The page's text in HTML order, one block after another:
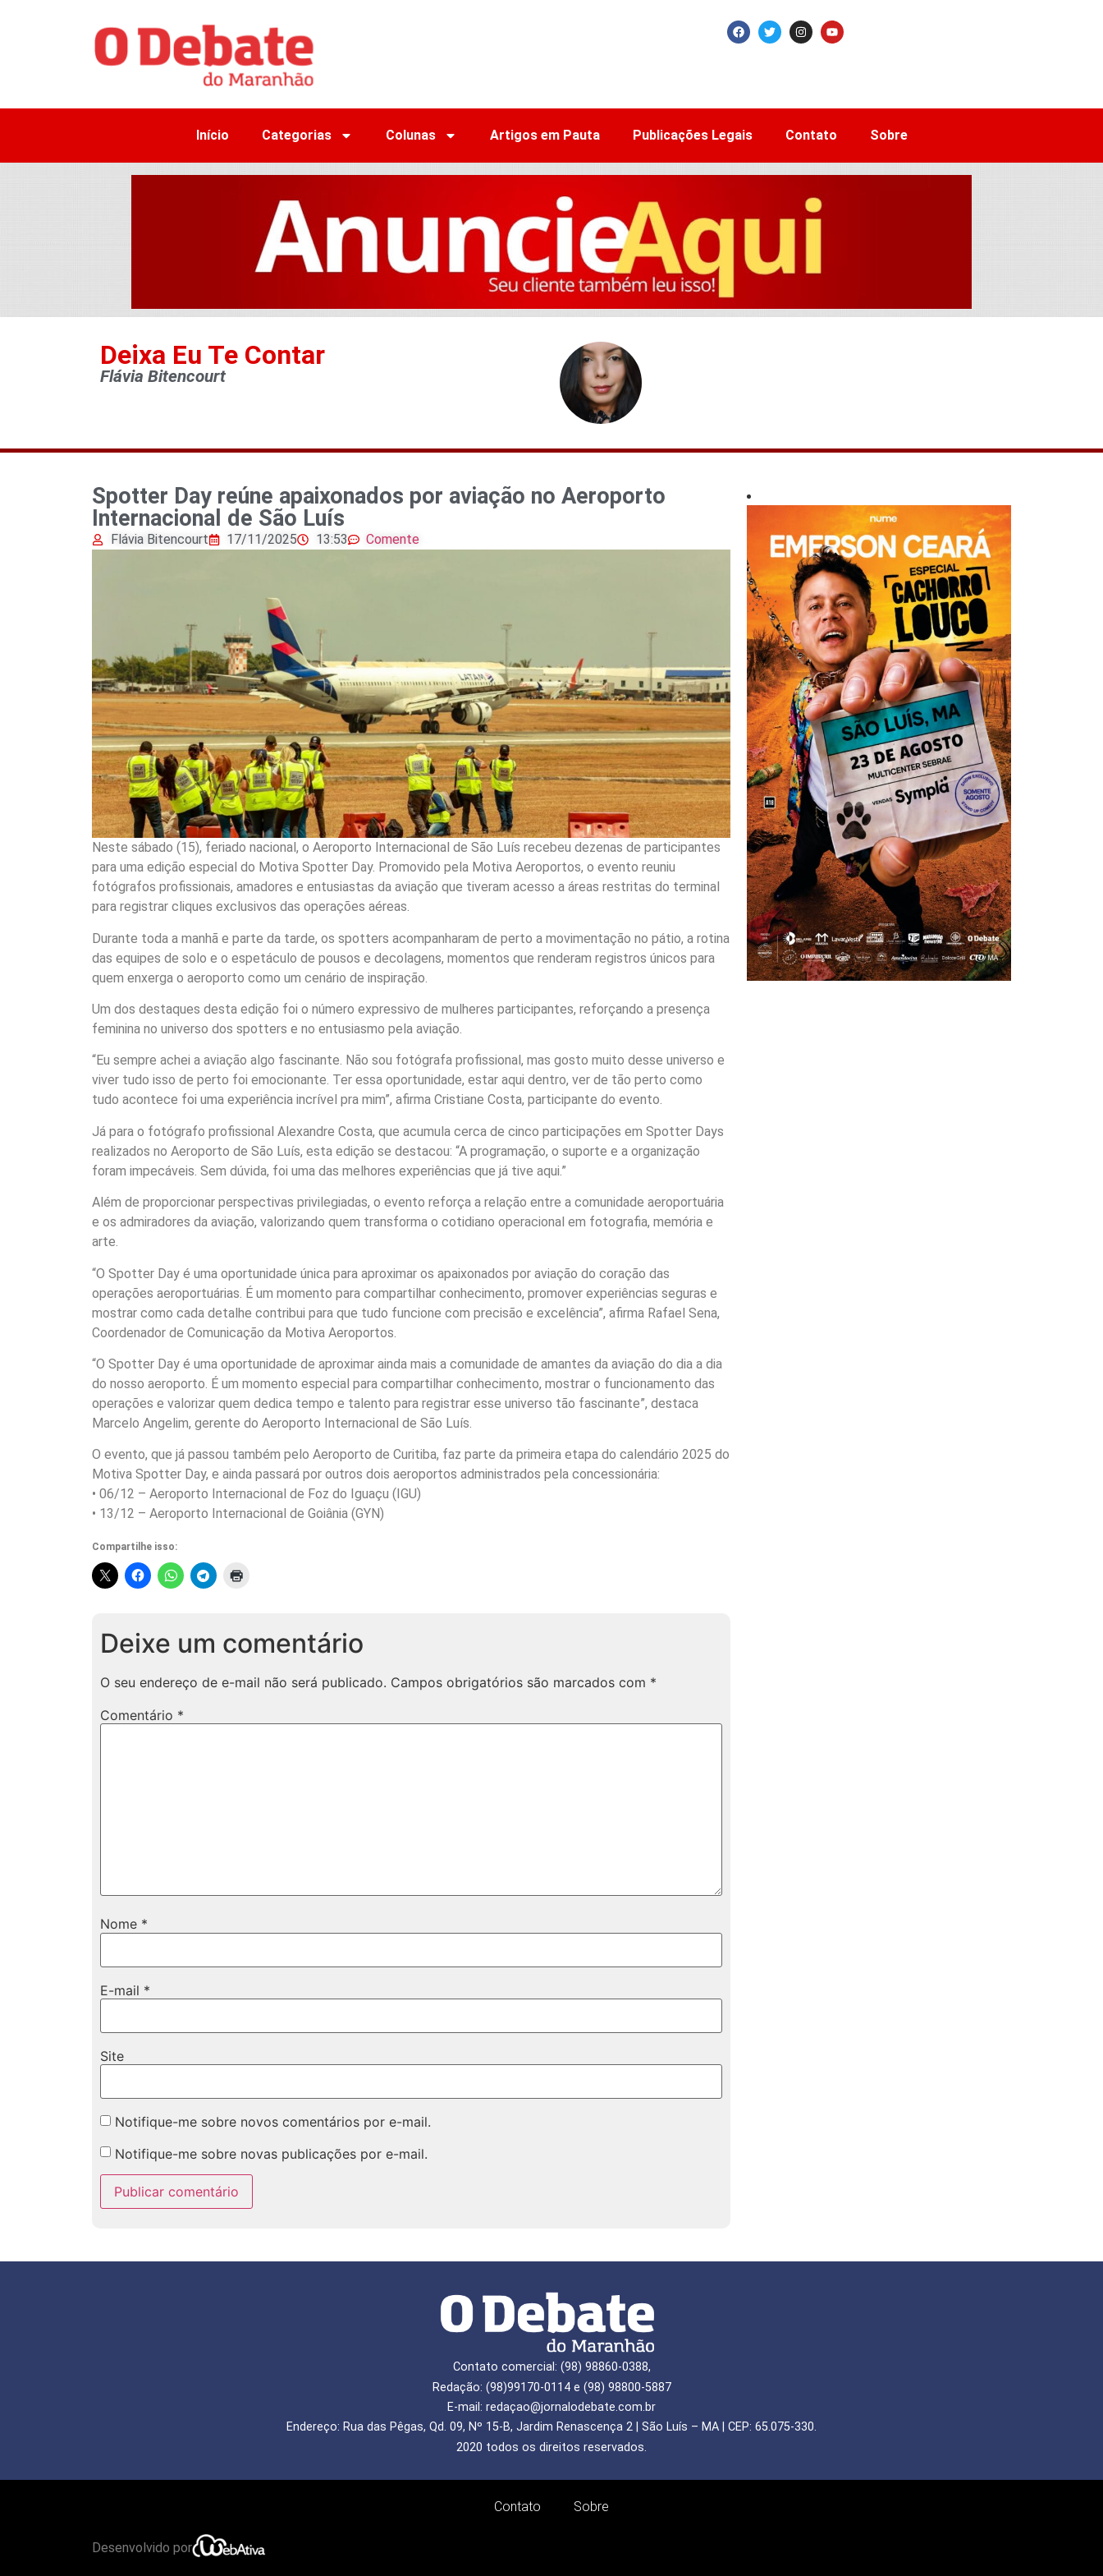
Início Categorias Colunas Artigos em Pauta Publicações Legais Contato Sobre
Deixa Eu Te Contar
Flávia Bitencourt
Spotter Day reúne apaixonados por aviação no Aeroporto
Internacional de São Luís
Flávia Bitencourt 17/11/2025 13:53 Comente
Neste sábado (15), feriado nacional, o Aeroporto Internacional de São Luís recebeu dezenas de participantes
para uma edição especial do Motiva Spotter Day. Promovido pela Motiva Aeroportos, o evento reuniu
fotógrafos profissionais, amadores e entusiastas da aviação que tiveram acesso a áreas restritas do terminal
para registrar cliques exclusivos das operações aéreas.
Durante toda a manhã e parte da tarde, os spotters acompanharam de perto a movimentação no pátio, a rotina
das equipes de solo e o espetáculo de pousos e decolagens, momentos que renderam registros únicos para
quem enxerga o aeroporto como um cenário de inspiração.
Um dos destaques desta edição foi o número expressivo de mulheres participantes, reforçando a presença
feminina no universo dos spotters e no entusiasmo pela aviação.
“Eu sempre achei a aviação algo fascinante. Não sou fotógrafa profissional, mas gosto muito desse universo e
viver tudo isso de perto foi emocionante. Ter essa oportunidade, estar aqui dentro, ver de tão perto como
tudo acontece foi uma experiência incrível pra mim”, afirma Cristiane Costa, participante do evento.
Já para o fotógrafo profissional Alexandre Costa, que acumula cerca de cinco participações em Spotter Days
realizados no Aeroporto de São Luís, esta edição se destacou: “A programação, o suporte e a organização
foram impecáveis. Sem dúvida, foi uma das melhores experiências que já tive aqui.”
Além de proporcionar perspectivas privilegiadas, o evento reforça a relação entre a comunidade aeroportuária
e os admiradores da aviação, valorizando quem transforma o cotidiano operacional em fotografia, memória e
arte.
“O Spotter Day é uma oportunidade única para aproximar os apaixonados por aviação do coração das
operações aeroportuárias. É um momento para compartilhar conhecimento, promover experiências seguras e
mostrar como cada detalhe contribui para que tudo funcione com precisão e excelência”, afirma Rafael Sena,
Coordenador de Comunicação da Motiva Aeroportos.
“O Spotter Day é uma oportunidade de aproximar ainda mais a comunidade de amantes da aviação do dia a dia
do nosso aeroporto. É um momento especial para compartilhar conhecimento, mostrar o funcionamento das
operações e valorizar quem dedica tempo e talento para registrar esse universo tão fascinante”, destaca
Marcelo Angelim, gerente do Aeroporto Internacional de São Luís.
O evento, que já passou também pelo Aeroporto de Curitiba, faz parte da primeira etapa do calendário 2025 do
Motiva Spotter Day, e ainda passará por outros dois aeroportos administrados pela concessionária:
• 06/12 – Aeroporto Internacional de Foz do Iguaçu (IGU)
• 13/12 – Aeroporto Internacional de Goiânia (GYN)
Compartilhe isso:
Deixe um comentário
O seu endereço de e-mail não será publicado. Campos obrigatórios são marcados com *
Comentário *
Nome *
E-mail *
Site
Notifique-me sobre novos comentários por e-mail.
Notifique-me sobre novas publicações por e-mail.
Contato comercial: (98) 98860-0388,
Redação: (98)99170-0114 e (98) 98800-5887
E-mail: redaçao@jornalodebate.com.br
Endereço: Rua das Pêgas, Qd. 09, Nº 15-B, Jardim Renascença 2 | São Luís – MA | CEP: 65.075-330.
2020 todos os direitos reservados.
Contato Sobre
Desenvolvido por